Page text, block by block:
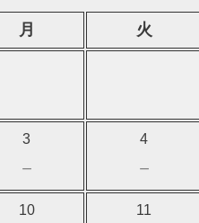
月 火
3
－
4
－
10 11